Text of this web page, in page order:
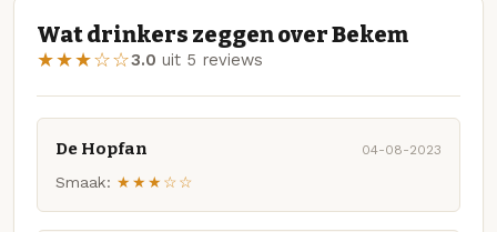
Wat drinkers zeggen over Bekem
★★★☆☆3.0 uit 5 reviews
De Hopfan 04-08-2023
Smaak: ★★★☆☆